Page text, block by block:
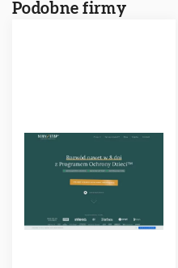
Podobne firmy